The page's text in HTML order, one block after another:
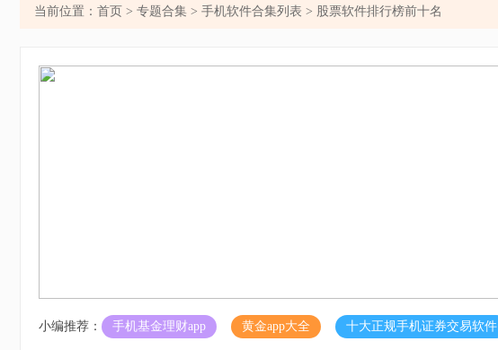
当前位置： 首页 > 专题合集 > 手机软件合集列表 > 股票软件排行榜前十名
小编推荐： 手机基金理财app 黄金app大全 十大正规手机证券交易软件